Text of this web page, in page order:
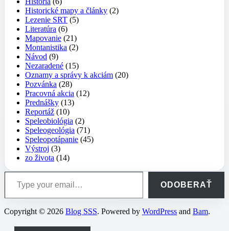
Historické mapy a články (2)
Lezenie SRT (5)
Literatúra (6)
Mapovanie (21)
Montanistika (2)
Návod (9)
Nezaradené (15)
Oznamy a správy k akciám (20)
Pozvánka (28)
Pracovná akcia (12)
Prednášky (13)
Reportáž (10)
Speleobiológia (2)
Speleogeológia (71)
Speleopotápanie (45)
Výstroj (3)
zo života (14)
Type your email…
ODOBERAŤ
Copyright © 2026 Blog SSS. Powered by WordPress and Bam.